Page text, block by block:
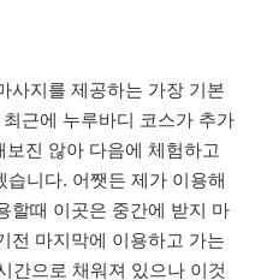
사지를 제공하는 가장 기본
근에 누루바디 코스가 추가
진 않아 다음에 체험하고
니다. 어쨋든 제가 이용해
할때 이곳은 중간에 받지 마
전 마지막에 이용하고 가는
간으로 채워져 있으나 이것